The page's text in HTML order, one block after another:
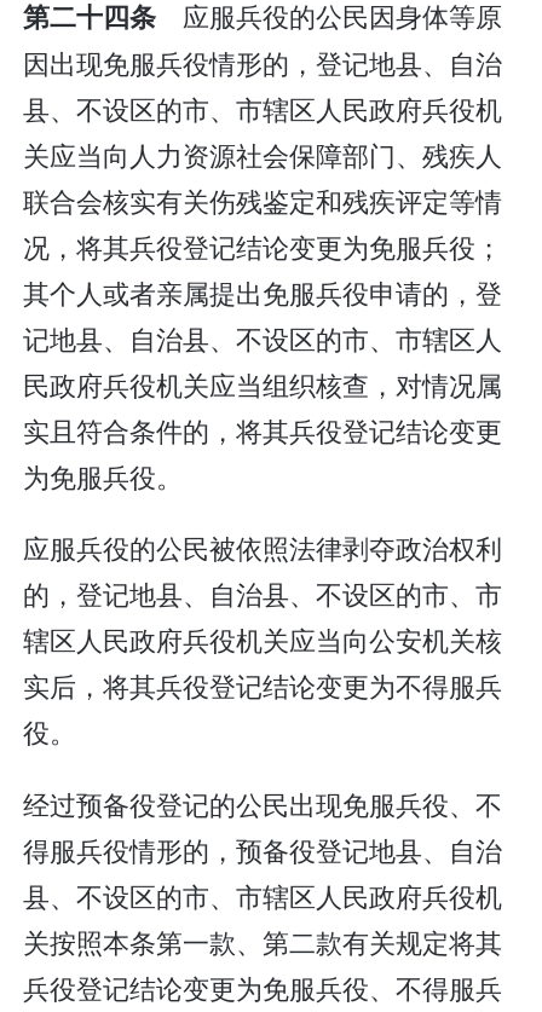
第二十四条 应服兵役的公民因身体等原
因出现免服兵役情形的，登记地县、自治
县、不设区的市、市辖区人民政府兵役机
关应当向人力资源社会保障部门、残疾人
联合会核实有关伤残鉴定和残疾评定等情
况，将其兵役登记结论变更为免服兵役；
其个人或者亲属提出免服兵役申请的，登
记地县、自治县、不设区的市、市辖区人
民政府兵役机关应当组织核查，对情况属
实且符合条件的，将其兵役登记结论变更
为免服兵役。
应服兵役的公民被依照法律剥夺政治权利
的，登记地县、自治县、不设区的市、市
辖区人民政府兵役机关应当向公安机关核
实后，将其兵役登记结论变更为不得服兵
役。
经过预备役登记的公民出现免服兵役、不
得服兵役情形的，预备役登记地县、自治
县、不设区的市、市辖区人民政府兵役机
关按照本条第一款、第二款有关规定将其
兵役登记结论变更为免服兵役、不得服兵